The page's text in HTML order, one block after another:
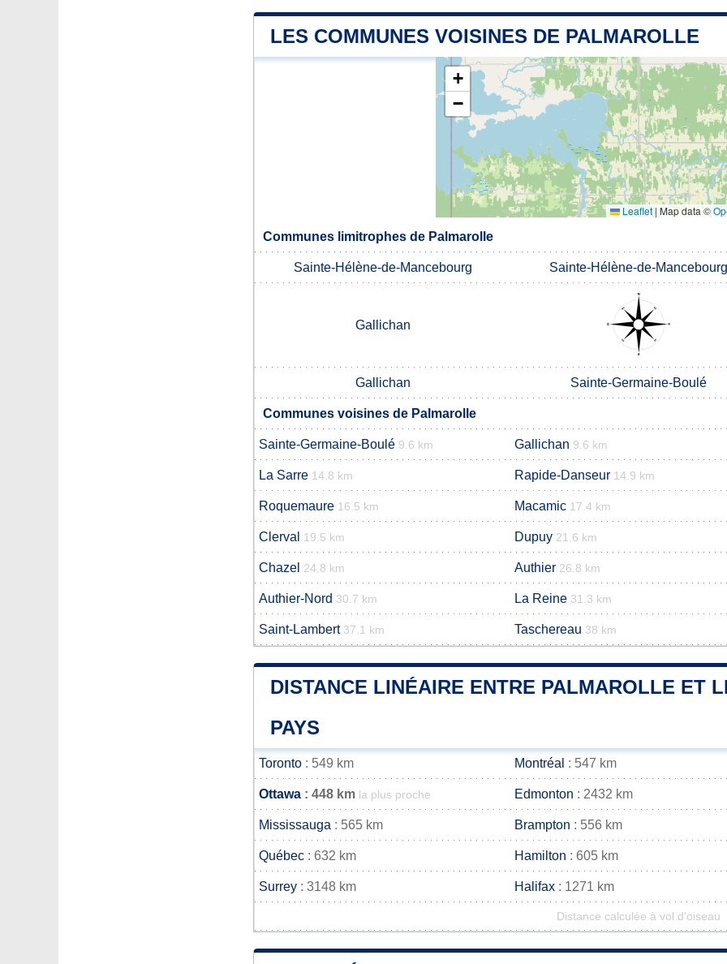
LES COMMUNES VOISINES DE PALMAROLLE
+
−
Leaflet | Map data ©
Communes limitrophes de Palmarolle
Sainte-Hélène-de-Mancebourg Sainte-Hélène-de-Mancebourg
Gallichan
Gallichan Sainte-Germaine-Boulé
Communes voisines de Palmarolle
Sainte-Germaine-Boulé 9.6 km Gallichan 9.6 km
La Sarre 14.8 km Rapide-Danseur 14.9 km
Roquemaure 16.5 km Macamic 17.4 km
Clerval 19.5 km Dupuy 21.6 km
Chazel 24.8 km Authier 26.8 km
Authier-Nord 30.7 km La Reine 31.3 km
Saint-Lambert 37.1 km Taschereau 38 km
DISTANCE LINÉAIRE ENTRE PALMAROLLE ET
PAYS
Toronto : 549 km Montréal : 547 km
Ottawa : 448 km la plus proche Edmonton : 2432 km
Mississauga : 565 km Brampton : 556 km
Québec : 632 km Hamilton : 605 km
Surrey : 3148 km Halifax : 1271 km
Distance calculée à vol d'oiseau